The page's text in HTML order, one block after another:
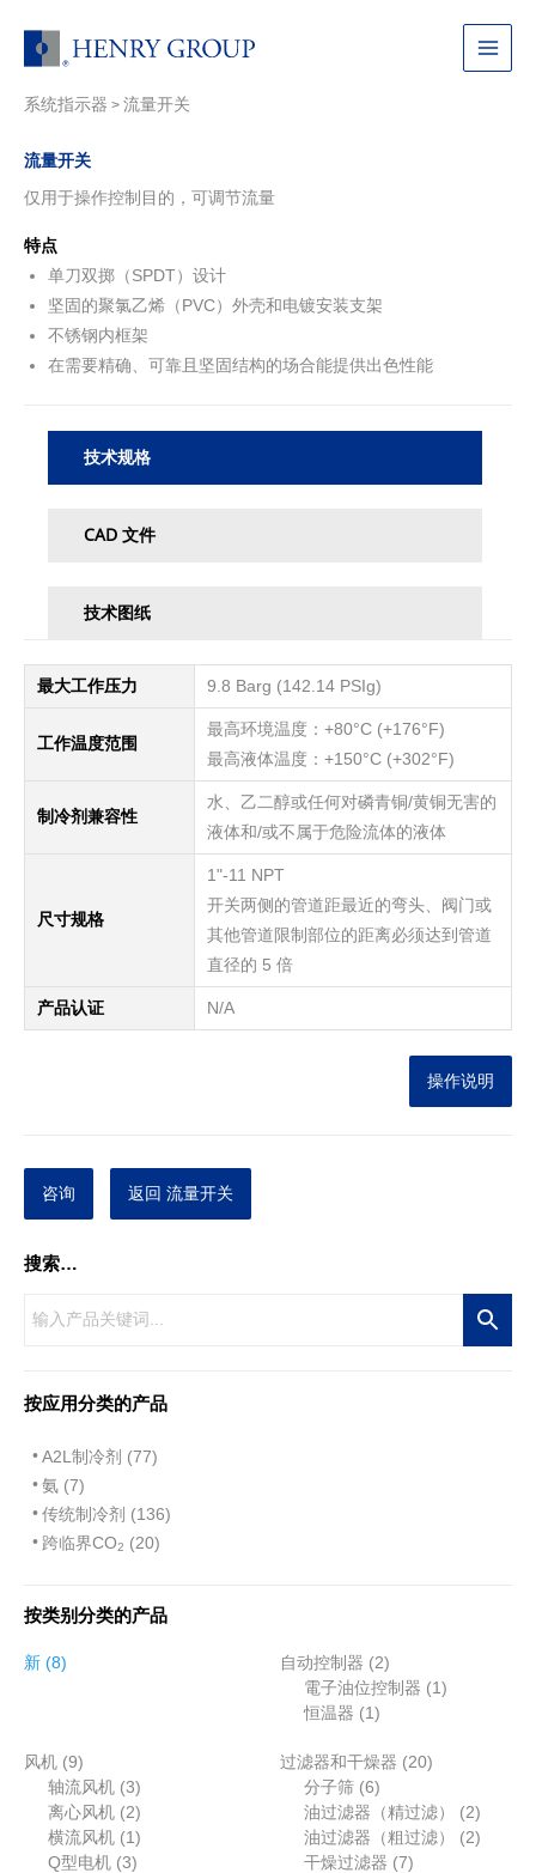
Main
搜索…
按应用分类的产品
A2L制冷剂 (77)
氨 (7)
传统制冷剂 (136)
跨临界CO2 (20)
按类别分类的产品
新 88
自动控制器 22
个
電子油位控制器 1 1
恒温器 1 1
产
品
风机 99
个
产
品
轴流风机 33
个
产
品
离心风机 22
个
产
横流风机 1 1
个
Q型电机 33
过滤器和干燥器 202
个
产
分子筛 66
个
产
品
油过滤器（精过滤） 22
个
油过滤器（粗过滤） 22
干燥过滤器 77
系统指示器 > 流量开关
流量开关
仅用于操作控制目的，可调节流量
特点
单刀双掷（SPDT）设计
坚固的聚氯乙烯（PVC）外壳和电镀安装支架
不锈钢内框架
在需要精确、可靠且坚固结构的场合能提供出色性能
技术规格
CAD 文件
技术图纸
最大工作压力 9.8 Barg (142.14 PSIg)
工作温度范围
最高环境温度：+80°C (+176°F)
最高液体温度：+150°C (+302°F)
制冷剂兼容性
水、乙二醇或任何对磷青铜/黄铜无害的
液体和/或不属于危险流体的液体
尺寸规格
1"-11 NPT
开关两侧的管道距最近的弯头、阀门或
其他管道限制部位的距离必须达到管道
直径的 5 倍
产品认证 N/A
操作说明
咨询 返回 流量开关